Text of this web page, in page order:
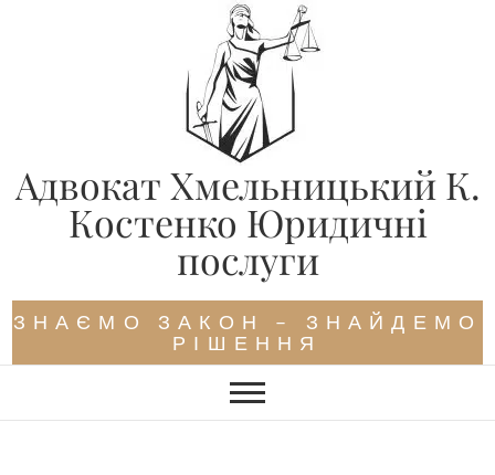
Адвокат Хмельницький К.
Костенко Юридичні
послуги
ЗНАЄМО ЗАКОН – ЗНАЙДЕМО
РІШЕННЯ